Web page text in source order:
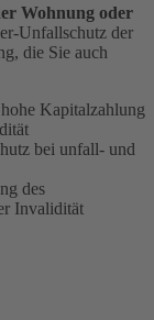
Wohnung oder
Unfallschutz der
die Sie auch
hohe Kapitalzahlung
bei unfall- und
des
Invalidität